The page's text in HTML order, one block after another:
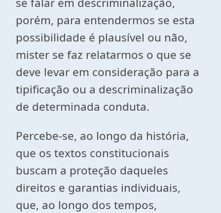
porém, para entendermos se esta
possibilidade é plausível ou não,
mister se faz relatarmos o que se
deve levar em consideração para a
tipificação ou a descriminalização
de determinada conduta.
Percebe-se, ao longo da história,
que os textos constitucionais
buscam a proteção daqueles
direitos e garantias individuais,
que, ao longo dos tempos,